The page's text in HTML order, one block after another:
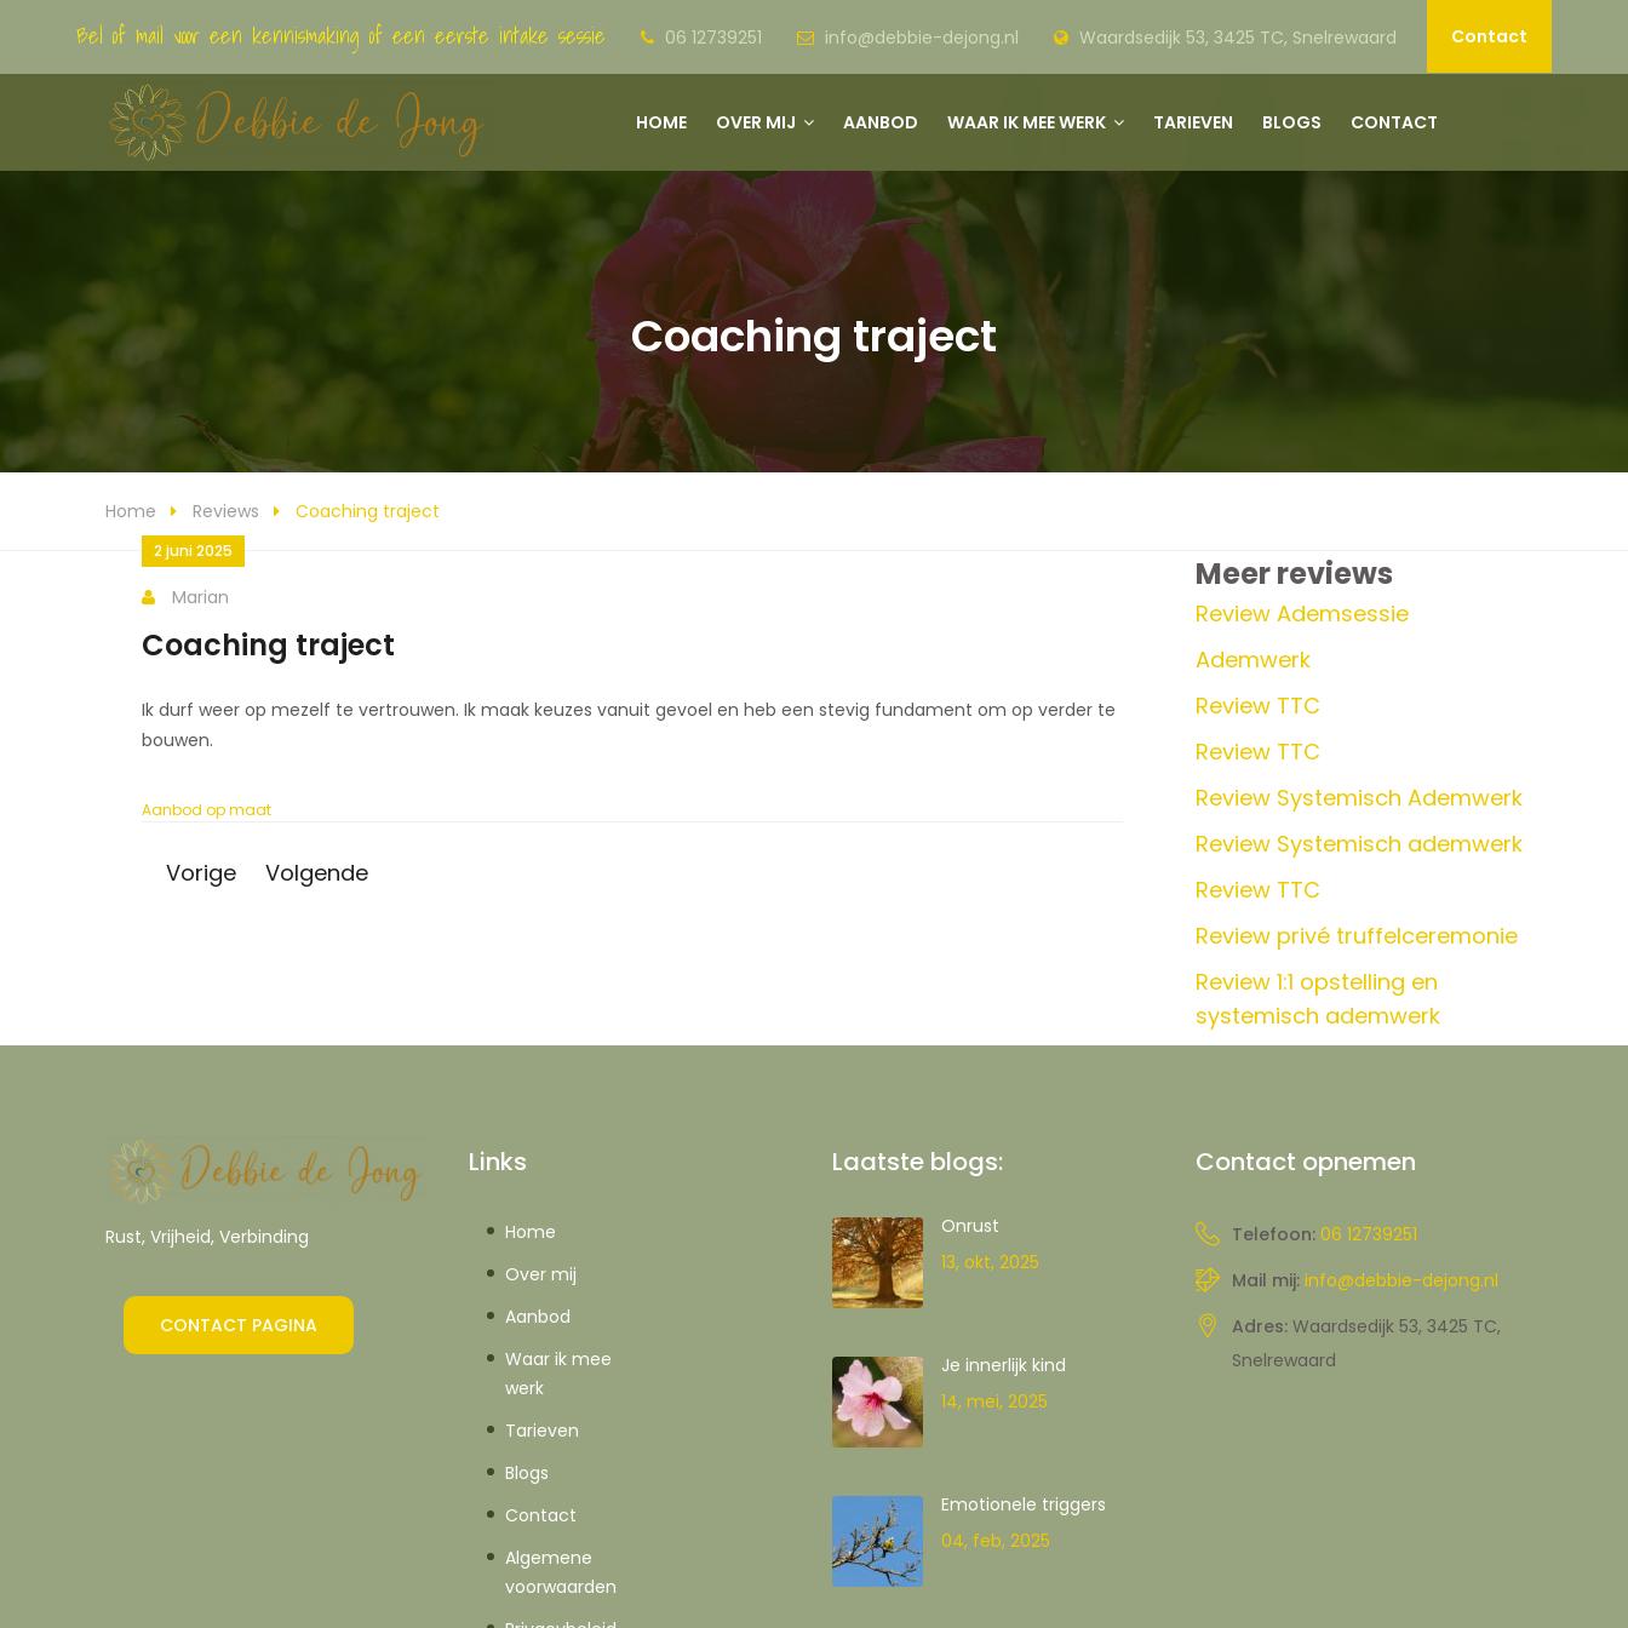
Bel of mail voor een kennismaking of een eerste intake sessie 06 12739251 info@debbie-dejong.nl Waardsedijk 53, 3425 TC, Snelrewaard Contact
HOME OVER MIJ AANBOD WAAR IK MEE WERK TARIEVEN BLOGS CONTACT
Coaching traject
Home Reviews Coaching traject
2 juni 2025
Marian
Coaching traject
Ik durf weer op mezelf te vertrouwen. Ik maak keuzes vanuit gevoel en heb een stevig fundament om op verder te
bouwen.
Aanbod op maat
Vorige Volgende
Meer reviews
Review Ademsessie
Ademwerk
Review TTC
Review TTC
Review Systemisch Ademwerk
Review Systemisch ademwerk
Review TTC
Review privé truffelceremonie
Review 1:1 opstelling en
systemisch ademwerk
Rust, Vrijheid, Verbinding
CONTACT PAGINA
Links
Home
Over mij
Aanbod
Waar ik mee
werk
Tarieven
Blogs
Contact
Algemene
voorwaarden
Laatste blogs:
Onrust
13, okt, 2025
Je innerlijk kind
14, mei, 2025
Emotionele triggers
04, feb, 2025
Contact opnemen
Telefoon: 06 12739251
Mail mij: info@debbie-dejong.nl
Adres: Waardsedijk 53, 3425 TC,
Snelrewaard